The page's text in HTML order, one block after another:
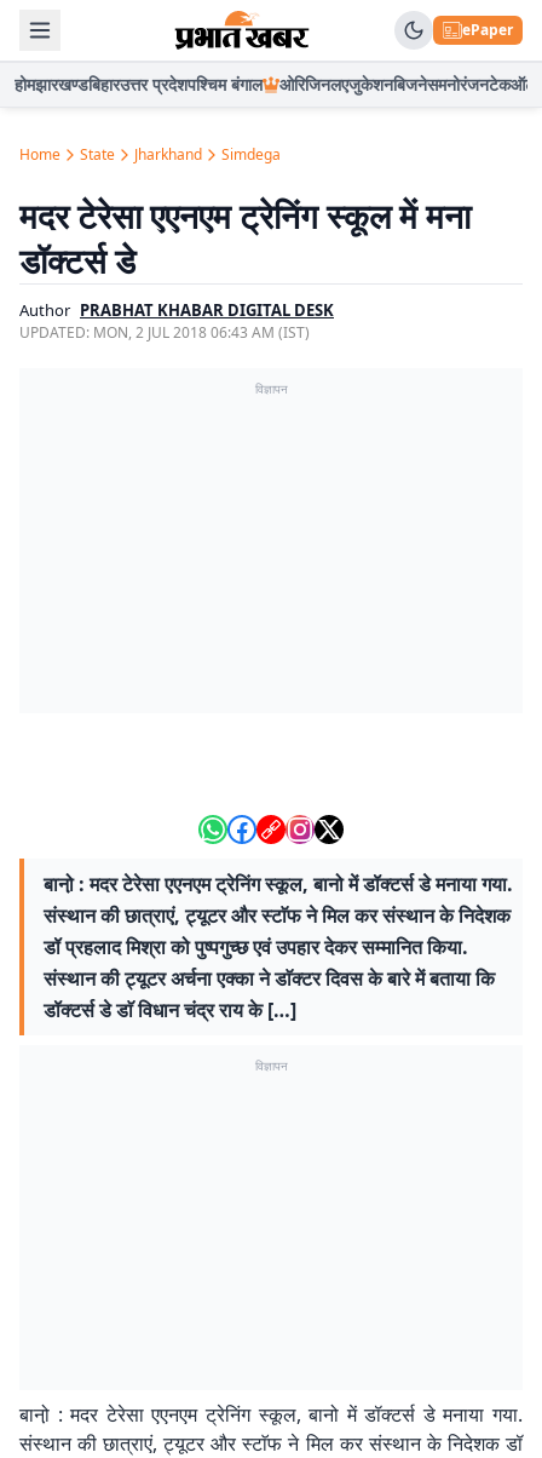
ePaper
होमझारखण्डबिहारउत्तर प्रदेशपश्चिम बंगाल ओरिजिनलएजुकेशनबिजनेसमनोरंजनटेकऑटो
Home State Jharkhand Simdega
मदर टेरेसा एएनएम ट्रेनिंग स्कूल में मना
डॉक्टर्स डे
Author PRABHAT KHABAR DIGITAL DESK
UPDATED: MON, 2 JUL 2018 06:43 AM (IST)
विज्ञापन
बानो़ : मदर टेरेसा एएनएम ट्रेनिंग स्कूल, बानो में डॉक्टर्स डे मनाया गया.
संस्थान की छात्राएं, ट्यूटर और स्टाॅफ ने मिल कर संस्थान के निदेशक
डॉ प्रहलाद मिश्रा को पुष्पगुच्छ एवं उपहार देकर सम्मानित किया.
संस्थान की ट्यूटर अर्चना एक्का ने डाॅक्टर दिवस के बारे में बताया कि
डॉक्टर्स डे डाॅ विधान चंद्र राय के […]
विज्ञापन
बानो़ : मदर टेरेसा एएनएम ट्रेनिंग स्कूल, बानो में डॉक्टर्स डे मनाया गया.
संस्थान की छात्राएं, ट्यूटर और स्टाॅफ ने मिल कर संस्थान के निदेशक डॉ